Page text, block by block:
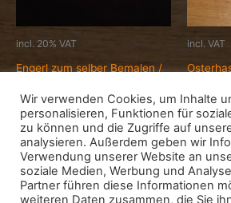
incl. 20% VAT
Engerl zum selber Bemalen /
Allgemein
4,00€
Add to cart
incl. VAT
Allgemein
5,00€
Wir verwenden Cookies, um Inhalte
personalisieren, Funktionen für
zu können und die Zugriffe auf
analysieren. Außerdem geben wir
Verwendung unserer Website an
soziale Medien, Werbung und
Partner führen diese Informationen
weiteren Daten zusammen, die Sie